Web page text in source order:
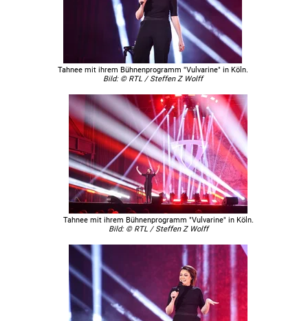
Tahnee mit ihrem Bühnenprogramm "Vulvarine" in Köln.
Bild: © RTL / Steffen Z Wolff
Tahnee mit ihrem Bühnenprogramm "Vulvarine" in Köln.
Bild: © RTL / Steffen Z Wolff